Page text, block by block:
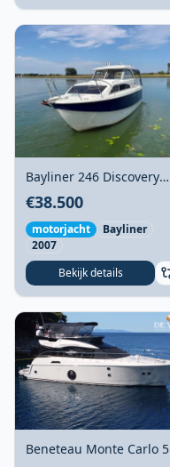
Bayliner 246 Discovery
2007 – polyester
daycruiser met BTW
€38.500
motorjacht
Bayliner
2007
Bekijk details
Beneteau Monte Carlo 5